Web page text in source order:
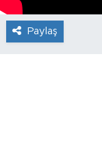
Paylaş